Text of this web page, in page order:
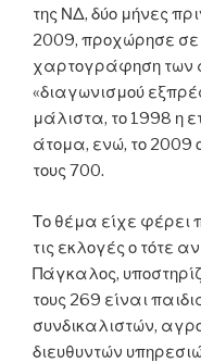
της ΝΔ, δύο μήνες
2009, προχώρησε σε
χαρτογράφηση των
«διαγωνισμού
μάλιστα, το 1998 η
άτομα, ενώ, το 2009
τους 700.
Το θέμα είχε φέρει
τις εκλογές ο τότε
Πάγκαλος,
τους 269 είναι
συνδικαλιστών,
διευθυντών